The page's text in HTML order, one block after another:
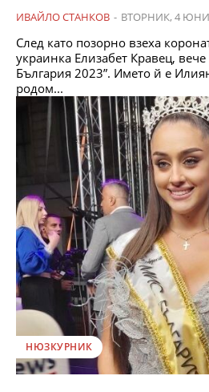
ИВАЙЛО СТАНКОВ - ВТОРНИК, 4 ЮНИ
След като позорно взеха
украинка Елизабет Кравец,
България 2023”. Името й е Илияна Борисова и е
родом...
НЮЗКУРНИК